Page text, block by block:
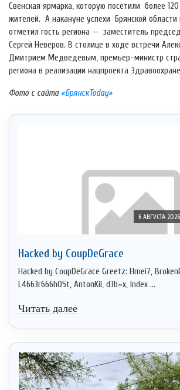
Свенская ярмарка, которую посетили более
жителей. А накануне успехи Брянской области
отметил гость региона — заместитель
Сергей Неверов. В столице в ходе встречи
Дмитрием Медведевым, премьер-министр
региона в реализации нацпроекта
Фото с сайта «БрянскToday»
6 АВГУСТА
Hacked by CoupDeGrace
Hacked by CoupDeGrace Greetz: Hmei7,
L4663r666h05t, AntonKil, d3b~x, Index ...
Читать далее